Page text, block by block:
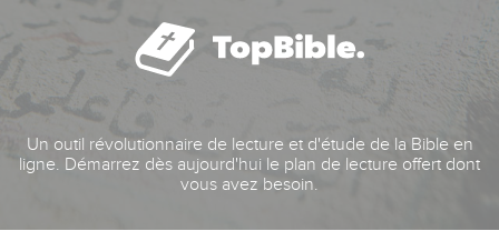
Un outil révolutionnaire de lecture et d'étude de la Bible en
ligne. Démarrez dès aujourd'hui le plan de lecture offert dont
vous avez besoin.